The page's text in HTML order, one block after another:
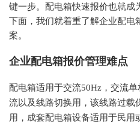
键一步。配电箱快速报价也就成
下面，我们就着重了解企业配电
案。
企业配电箱报价管理难点
配电箱适用于交流50Hz，交流
流以及线路切换用，该线路过载
用，成套配电箱设备适用于民用